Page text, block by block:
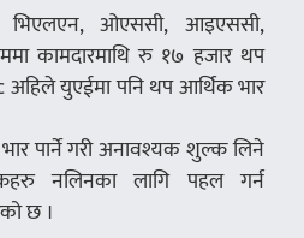
भिएलएन, ओएससी, आइएससी,
कामदारमाथि रु १७ हजार थप
अहिले युएईमा पनि थप आर्थिक भार
पार्ने गरी अनावश्यक शुल्क लिने
नलिनका लागि पहल गर्न
छ ।